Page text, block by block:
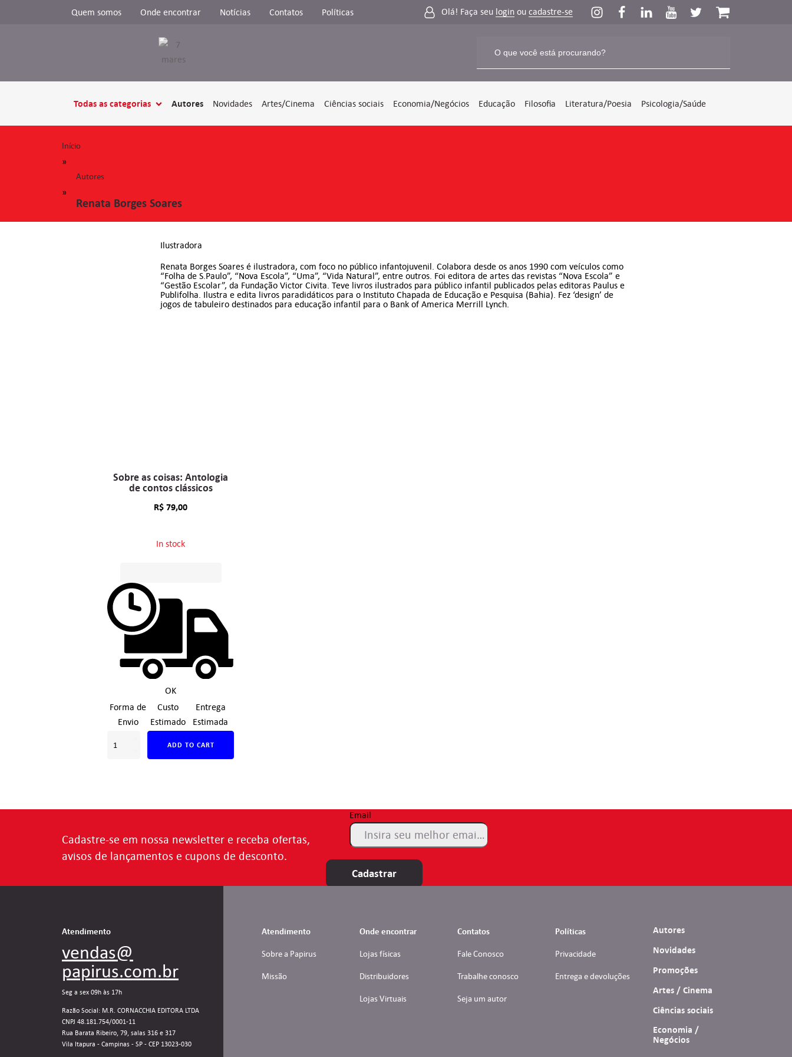
Quem somos Onde encontrar Notícias Contatos Políticas Olá! Faça seu login ou cadastre-se
Todas as categorias Autores Novidades Artes/Cinema Ciências sociais Economia/Negócios Educação Filosofia Literatura/Poesia Psicologia/Saúde
Início
»
Autores
»
Renata Borges Soares
Ilustradora
Renata Borges Soares é ilustradora, com foco no público infantojuvenil. Colabora desde os anos 1990 com veículos como
“Folha de S.Paulo”, “Nova Escola”, “Uma”, “Vida Natural”, entre outros. Foi editora de artes das revistas “Nova Escola” e
“Gestão Escolar”, da Fundação Victor Civita. Teve livros ilustrados para público infantil publicados pelas editoras Paulus e
Publifolha. Ilustra e edita livros paradidáticos para o Instituto Chapada de Educação e Pesquisa (Bahia). Fez ‘design’ de
jogos de tabuleiro destinados para educação infantil para o Bank of America Merrill Lynch.
Sobre as coisas: Antologia
de contos clássicos
R$79,00
In stock
OK
Forma de
Envio
Custo
Estimado
Entrega
Estimada
ADD TO CART
Cadastre-se em nossa newsletter e receba ofertas,
avisos de lançamentos e cupons de desconto.
Email
Cadastrar
Atendimento
vendas@
papirus.com.br
Seg a sex 09h às 17h
Razão Social: M.R. CORNACCHIA EDITORA LTDA
CNPJ 48.181.754/0001-11
Rua Barata Ribeiro, 79, salas 316 e 317
Vila Itapura - Campinas - SP - CEP 13023-030
Atendimento
Sobre a Papirus
Missão
Onde encontrar
Lojas físicas
Distribuidores
Lojas Virtuais
Contatos
Fale Conosco
Trabalhe conosco
Seja um autor
Políticas
Privacidade
Entrega e devoluções
Autores
Novidades
Promoções
Artes / Cinema
Ciências sociais
Economia /
Negócios